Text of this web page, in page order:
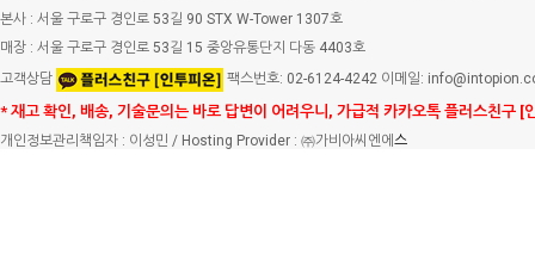
본사 : 서울 구로구 경인로 53길 90 STX W-Tower 1307호
매장 : 서울 구로구 경인로 53길 15 중앙유통단지 다동 4403호
고객상담
팩스번호: 02-6124-4242 이메일:
* 재고 확인, 배송, 기술문의는 바로 답변이 어려우니, 가급적 카카오톡 플러스친구 [
개인정보관리책임자 : 이성민 / Hosting Provider : ㈜가비아씨엔에 스